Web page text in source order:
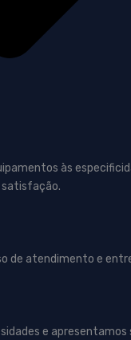
às
satisfação.
de atendimento e
e apresentamos